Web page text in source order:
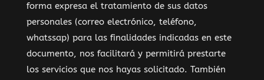
forma expresa el tratamiento de sus datos
personales (correo electrónico, teléfono,
whatssap) para las finalidades indicadas en este
documento, nos facilitará y permitirá prestarte
los servicios que nos hayas solicitado. También